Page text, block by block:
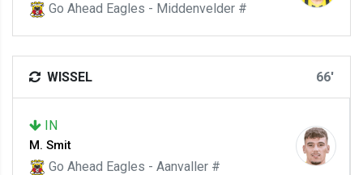
Go Ahead Eagles - Middenvelder #
WISSEL 66'
IN
M. Smit
Go Ahead Eagles - Aanvaller #